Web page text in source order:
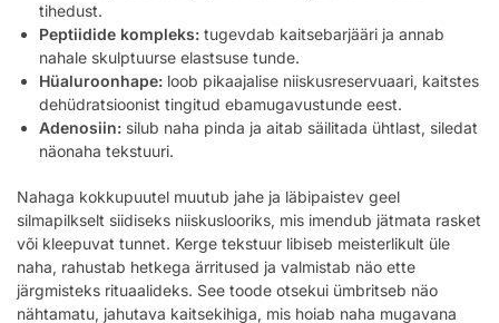
tihedust.
Peptiidide kompleks: tugevdab kaitsebarjääri ja annab
nahale skulptuurse elastsuse tunde.
Hüaluroonhape: loob pikaajalise niiskusreservuaari, kaitstes
dehüdratsioonist tingitud ebamugavustunde eest.
Adenosiin: silub naha pinda ja aitab säilitada ühtlast, siledat
näonaha tekstuuri.
Nahaga kokkupuutel muutub jahe ja läbipaistev geel
silmapilkselt siidiseks niiskuslooriks, mis imendub jätmata rasket
või kleepuvat tunnet. Kerge tekstuur libiseb meisterlikult üle
naha, rahustab hetkega ärritused ja valmistab näo ette
järgmisteks rituaalideks. See toode otsekui ümbritseb näo
nähtamatu, jahutava kaitsekihiga, mis hoiab naha mugavana